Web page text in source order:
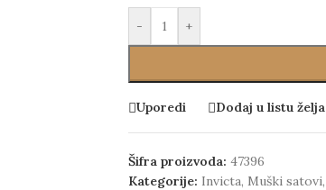
- +
Uporedi Dodaj u listu želja
Šifra proizvoda: 47396
Kategorije: Invicta, Muški satovi,